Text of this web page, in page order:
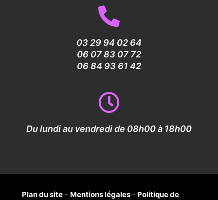
03 29 94 02 64
06 07 83 07 72
06 84 93 61 42
Du lundi au vendredi de 08h00 à 18h00
Plan du site- Mentions légales - Politique de